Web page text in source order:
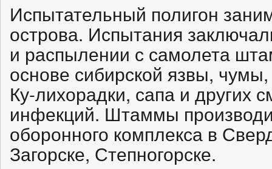
Испытательный полигон
острова. Испытания
и распылении с самолета
основе сибирской язвы,
Ку-лихорадки, сапа и других
инфекций. Штаммы
оборонного комплекса в
Загорске, Степногорске.